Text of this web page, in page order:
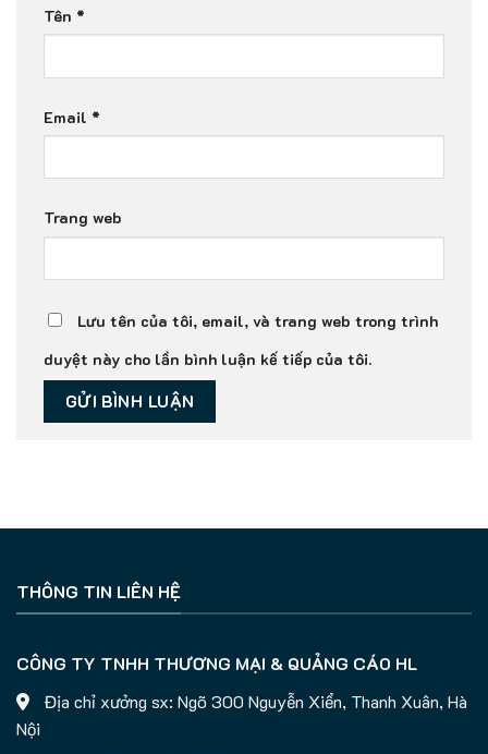
Tên *
Email *
Trang web
Lưu tên của tôi, email, và trang web trong trình
duyệt này cho lần bình luận kế tiếp của tôi.
THÔNG TIN LIÊN HỆ
CÔNG TY TNHH THƯƠNG MẠI & QUẢNG CÁO HL
Địa chỉ xưởng sx: Ngõ 300 Nguyễn Xiển, Thanh Xuân, Hà
Nội